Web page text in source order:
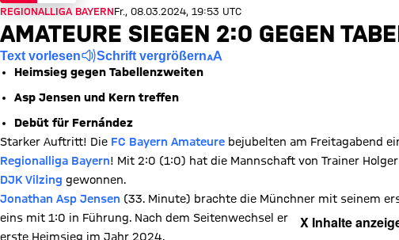
REGIONALLIGA BAYERNFr., 08.03.2024, 19:53 UTC
AMATEURE SIEGEN 2:0 GEGEN
Text vorlesen Schrift vergrößern
Heimsieg gegen Tabellenzweiten
Asp Jensen und Kern treffen
Debüt für Fernández
Starker Auftritt! Die FC Bayern Amateure bejubelten am Freitagabend
Regionalliga Bayern! Mit 2:0 (1:0) hat die Mannschaft von Trainer
DJK Vilzing gewonnen.
Jonathan Asp Jensen (33. Minute) brachte die Münchner mit seinem
eins mit 1:0 in Führung. Nach dem Seitenwechsel erhöhte KapitänTimo
erste Heimsieg im Jahr 2024.
X Inhalte